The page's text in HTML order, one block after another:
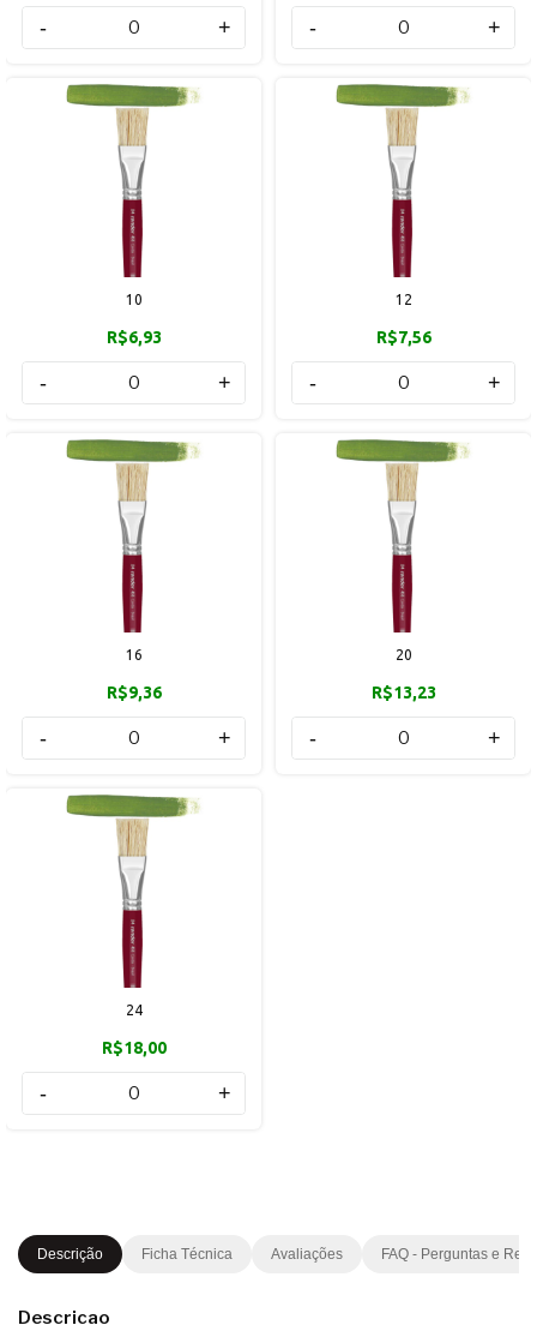
- + - +
10
R$6,93
- +
12
R$7,56
- +
16
R$9,36
- +
20
R$13,23
- +
24
R$18,00
- +
Descrição Ficha Técnica Avaliações FAQ - Perguntas e
Descricao